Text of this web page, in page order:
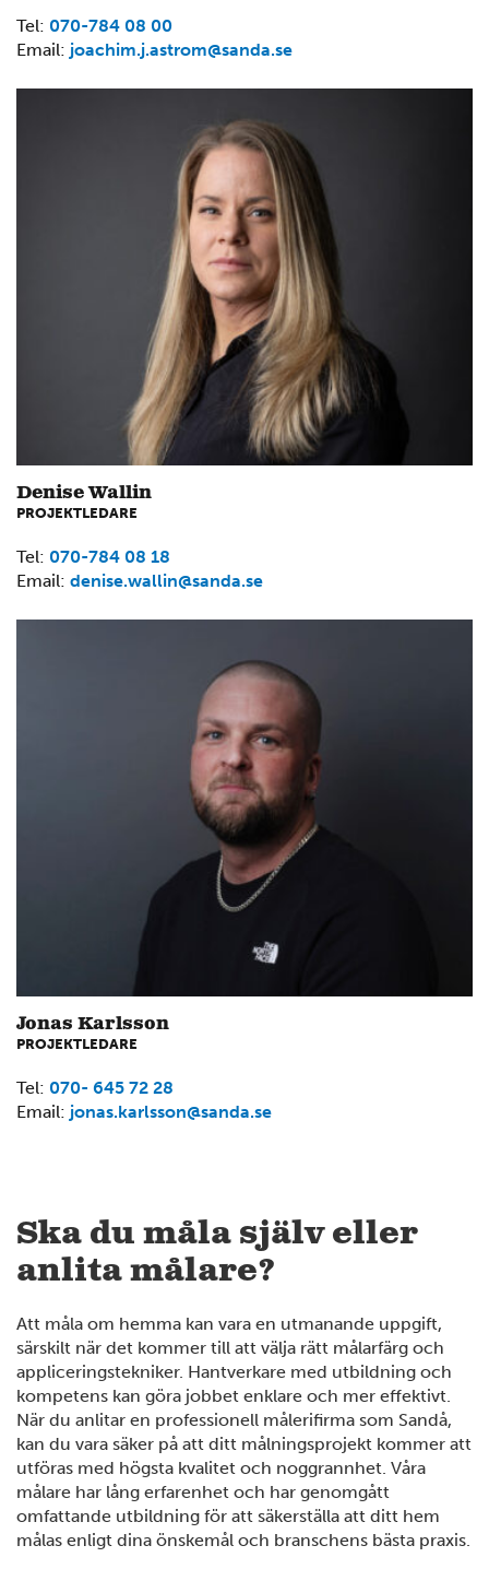
2
Tel: 070-784 08 00
Email: joachim.j.astrom@sanda.se
Denise Wallin
PROJEKTLEDARE
Tel: 070-784 08 18
Email: denise.wallin@sanda.se
Jonas Karlsson
PROJEKTLEDARE
Tel: 070- 645 72 28
Email: jonas.karlsson@sanda.se
Ska du måla själv eller
anlita målare?
Att måla om hemma kan vara en utmanande uppgift,
särskilt när det kommer till att välja rätt målarfärg och
appliceringstekniker. Hantverkare med utbildning och
kompetens kan göra jobbet enklare och mer effektivt.
När du anlitar en professionell målerifirma som Sandå,
kan du vara säker på att ditt målningsprojekt kommer att
utföras med högsta kvalitet och noggrannhet. Våra
målare har lång erfarenhet och har genomgått
omfattande utbildning för att säkerställa att ditt hem
målas enligt dina önskemål och branschens bästa praxis.